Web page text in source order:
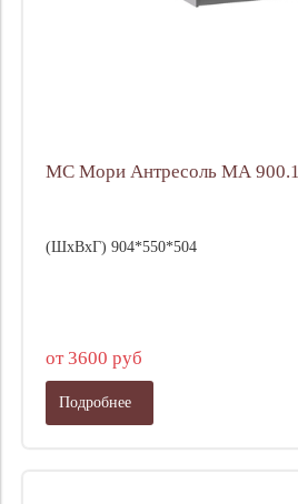
МС Мори Антресоль МА 900.1
(ШхВхГ) 904*550*504
от 3600 руб
Подробнее